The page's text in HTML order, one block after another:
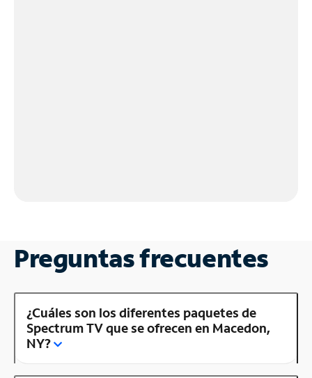
Preguntas frecuentes
¿Cuáles son los diferentes paquetes de
Spectrum TV que se ofrecen en Macedon,
NY?